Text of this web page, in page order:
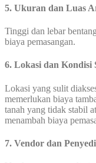
5. Ukuran dan Luas
Tinggi dan lebar
biaya pemasangan.
6. Lokasi dan Kondisi
Lokasi yang sulit
memerlukan biaya
tanah yang tidak stabil
menambah biaya
7. Vendor dan